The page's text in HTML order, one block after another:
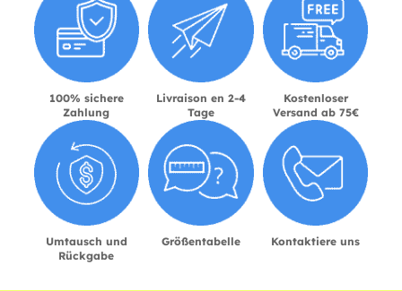
100% sichere
Zahlung
Livraison en 2-4
Tage
Kostenloser
Versand ab 75€
Umtausch und
Rückgabe
Größentabelle Kontaktiere uns